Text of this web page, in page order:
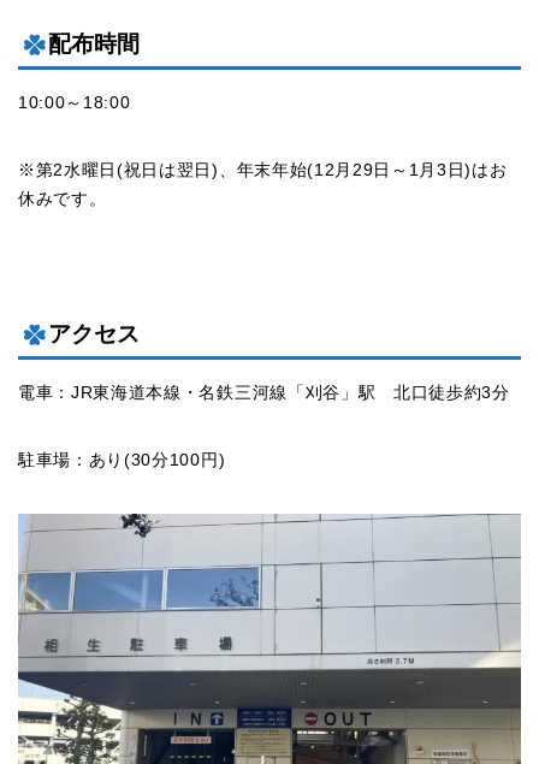
配布時間
10:00～18:00
※第2水曜日(祝日は翌日)、年末年始(12月29日～1月3日)はお
休みです。
アクセス
電車：JR東海道本線・名鉄三河線「刈谷」駅 北口徒歩約3分
駐車場：あり(30分100円)